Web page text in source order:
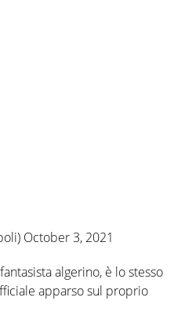
October 3, 2021
algerino, è lo stesso
apparso sul proprio